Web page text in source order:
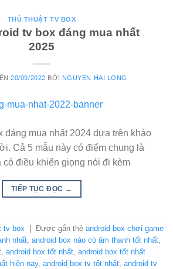
THỦ THUẬT TV BOX
tv box đáng mua nhất
2025
20/09/2022 BỞI NGUYEN HAI LONG
đáng mua nhất 2024 dựa trên khảo
Cả 5 mẫu này có điểm chung là
có điều khiển giọng nói đi kèm
TIẾP TỤC ĐỌC →
tv box Được gắn thẻ android box chơi game
nhất, android box nào có âm thanh tốt nhất,
, android box tốt nhất, android box tốt nhất
hiện nay, android box tv tốt nhất, android tv